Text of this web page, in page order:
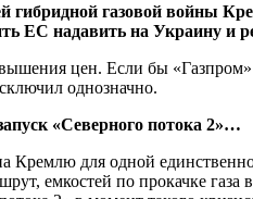
газовой войны
ЕС надавить на Украину и
цен. Если бы
однозначно.
«Северного потока 2»…
для одной
емкостей по прокачке